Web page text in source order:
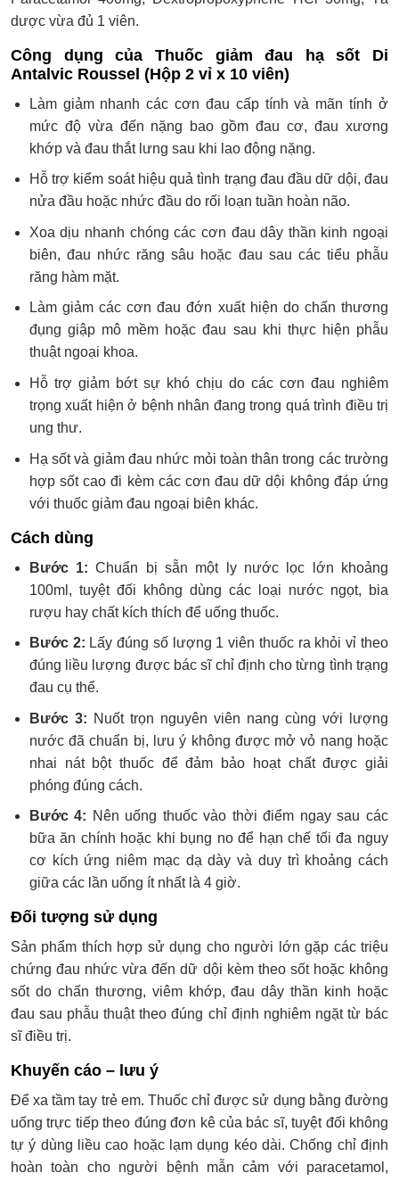
dược vừa đủ 1 viên.
Công dụng của Thuốc giảm đau hạ sốt Di
Antalvic Roussel (Hộp 2 vỉ x 10 viên)
Làm giảm nhanh các cơn đau cấp tính và mãn tính ở
mức độ vừa đến nặng bao gồm đau cơ, đau xương
khớp và đau thắt lưng sau khi lao động nặng.
Hỗ trợ kiểm soát hiệu quả tình trạng đau đầu dữ dội, đau
nửa đầu hoặc nhức đầu do rối loạn tuần hoàn não.
Xoa dịu nhanh chóng các cơn đau dây thần kinh ngoại
biên, đau nhức răng sâu hoặc đau sau các tiểu phẫu
răng hàm mặt.
Làm giảm các cơn đau đớn xuất hiện do chấn thương
đụng giập mô mềm hoặc đau sau khi thực hiện phẫu
thuật ngoại khoa.
Hỗ trợ giảm bớt sự khó chịu do các cơn đau nghiêm
trọng xuất hiện ở bệnh nhân đang trong quá trình điều trị
ung thư.
Hạ sốt và giảm đau nhức mỏi toàn thân trong các trường
hợp sốt cao đi kèm các cơn đau dữ dội không đáp ứng
với thuốc giảm đau ngoại biên khác.
Cách dùng
Bước 1: Chuẩn bị sẵn một ly nước lọc lớn khoảng
100ml, tuyệt đối không dùng các loại nước ngọt, bia
rượu hay chất kích thích để uống thuốc.
Bước 2: Lấy đúng số lượng 1 viên thuốc ra khỏi vỉ theo
đúng liều lượng được bác sĩ chỉ định cho từng tình trạng
đau cụ thể.
Bước 3: Nuốt trọn nguyên viên nang cùng với lượng
nước đã chuẩn bị, lưu ý không được mở vỏ nang hoặc
nhai nát bột thuốc để đảm bảo hoạt chất được giải
phóng đúng cách.
Bước 4: Nên uống thuốc vào thời điểm ngay sau các
bữa ăn chính hoặc khi bụng no để hạn chế tối đa nguy
cơ kích ứng niêm mạc dạ dày và duy trì khoảng cách
giữa các lần uống ít nhất là 4 giờ.
Đối tượng sử dụng
Sản phẩm thích hợp sử dụng cho người lớn gặp các triệu
chứng đau nhức vừa đến dữ dội kèm theo sốt hoặc không
sốt do chấn thương, viêm khớp, đau dây thần kinh hoặc
đau sau phẫu thuật theo đúng chỉ định nghiêm ngặt từ bác
sĩ điều trị.
Khuyến cáo – lưu ý
Để xa tầm tay trẻ em. Thuốc chỉ được sử dụng bằng đường
uống trực tiếp theo đúng đơn kê của bác sĩ, tuyệt đối không
tự ý dùng liều cao hoặc lạm dụng kéo dài. Chống chỉ định
hoàn toàn cho người bệnh mẫn cảm với paracetamol,